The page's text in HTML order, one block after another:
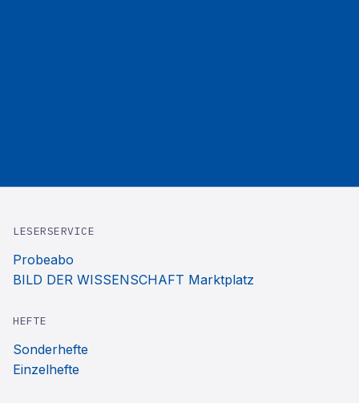
LESERSERVICE
Probeabo
BILD DER WISSENSCHAFT Marktplatz
HEFTE
Sonderhefte
Einzelhefte